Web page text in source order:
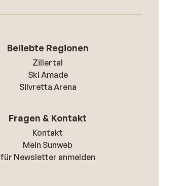
Beliebte Regionen
Zillertal
Ski Amade
Silvretta Arena
Fragen & Kontakt
Kontakt
Mein Sunweb
für Newsletter anmelden